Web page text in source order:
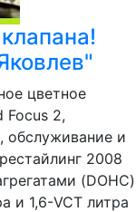
цветное
Focus 2,
обслуживание и
2008
(DOHC)
и 1,6-VCT литра